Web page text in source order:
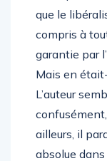
faire qui,
que le
compris à
garantie par
Mais en
L’auteur
ailleurs, il